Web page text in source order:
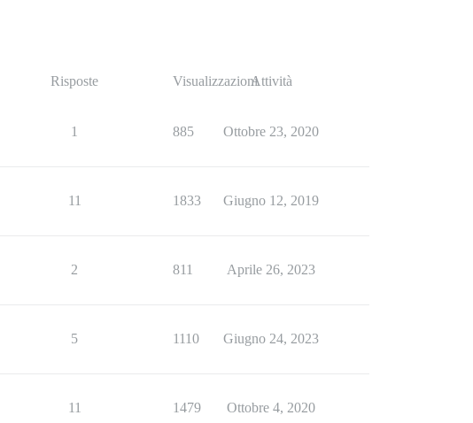
Risposte VisualizzazioniAttività
1 885 Ottobre 23, 2020
11 1833 Giugno 12, 2019
2 811 Aprile 26, 2023
5 1110 Giugno 24, 2023
11 1479 Ottobre 4, 2020